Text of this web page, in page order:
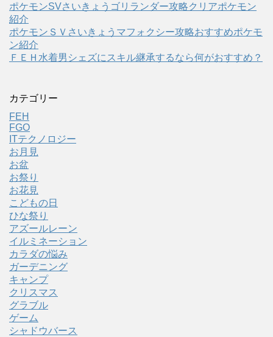
ポケモンSVさいきょうゴリランダー攻略クリアポケモン
紹介
ポケモンＳＶさいきょうマフォクシー攻略おすすめポケモ
ン紹介
ＦＥＨ水着男シェズにスキル継承するなら何がおすすめ？
カテゴリー
FEH
FGO
ITテクノロジー
お月見
お盆
お祭り
お花見
こどもの日
ひな祭り
アズールレーン
イルミネーション
カラダの悩み
ガーデニング
キャンプ
クリスマス
グラブル
ゲーム
シャドウバース